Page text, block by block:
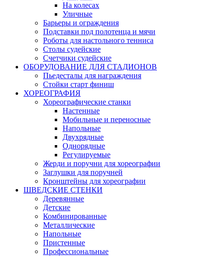
На колесах
Уличные
Барьеры и ограждения
Подставки под полотенца и мячи
Роботы для настольного тенниса
Столы судейские
Счетчики судейские
ОБОРУДОВАНИЕ ДЛЯ СТАДИОНОВ
Пьедесталы для награждения
Стойки старт финиш
ХОРЕОГРАФИЯ
Хореографические станки
Настенные
Мобильные и переносные
Напольные
Двухрядные
Однорядные
Регулируемые
Жерди и поручни для хореографии
Заглушки для поручней
Кронштейны для хореографии
ШВЕДСКИЕ СТЕНКИ
Деревянные
Детские
Комбинированные
Металлические
Напольные
Пристенные
Профессиональные